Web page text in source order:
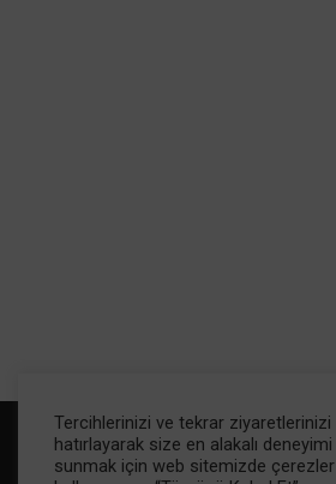
Tercihlerinizi ve tekrar ziyaretlerinizi
hatırlayarak size en alakalı deneyimi
sunmak için web sitemizde çerezler